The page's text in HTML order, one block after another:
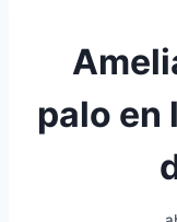
palo en